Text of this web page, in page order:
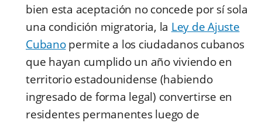
bien esta aceptación no concede por sí sola
una condición migratoria, la Ley de Ajuste
Cubanopermite a los ciudadanos cubanos
que hayan cumplido un año viviendo en
territorio estadounidense (habiendo
ingresado de forma legal) convertirse en
residentes permanentes luego de